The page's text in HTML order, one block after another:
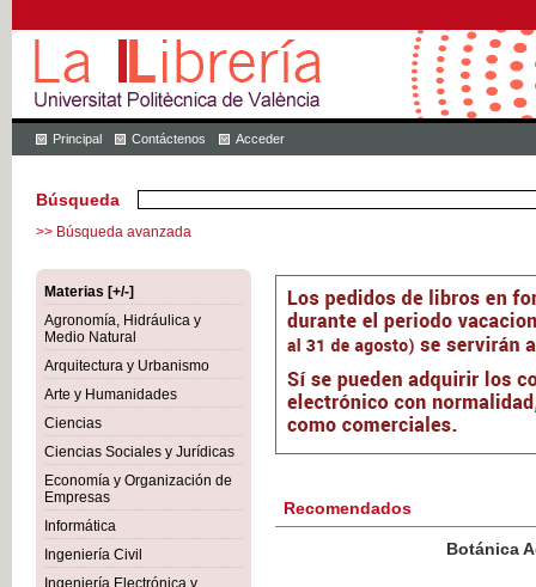
Principal Contáctenos Acceder
Búsqueda
>> Búsqueda avanzada
Materias [+/-]
Agronomía, Hidráulica y
Medio Natural
Arquitectura y Urbanismo
Arte y Humanidades
Ciencias
Ciencias Sociales y Jurídicas
Economía y Organización de
Empresas
Informática
Ingeniería Civil
Ingeniería Electrónica y
Recomendados
Botánica Agroalimentaria